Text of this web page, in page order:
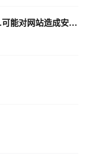
访问ECS服务器的网站提示“由于你访问的URL可能对网站造成安全威胁，您的访问被阻断”，这是什么原因？